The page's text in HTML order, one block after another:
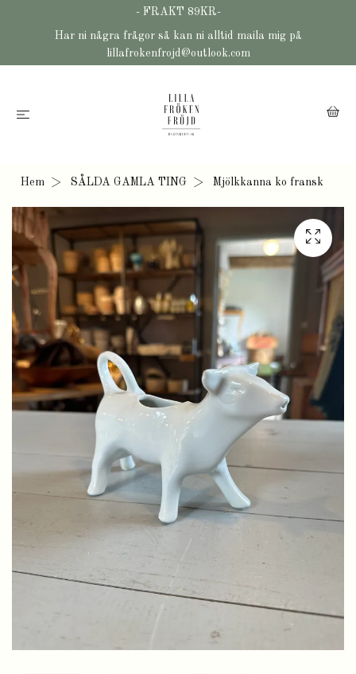
- FRAKT 89KR-
Har ni några frågor så kan ni alltid maila mig på
lillafrokenfrojd@outlook.com
Hem SÅLDA GAMLA TING Mjölkkanna ko fransk